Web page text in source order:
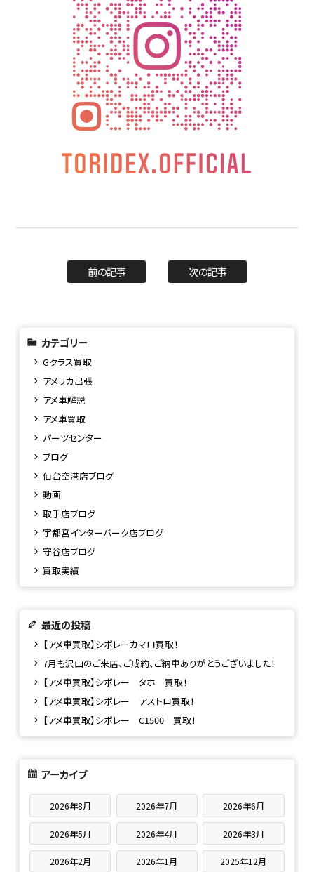
前の記事 次の記事
カテゴリー
Gクラス買取
アメリカ出張
アメ車解説
アメ車買取
パーツセンター
ブログ
仙台空港店ブログ
動画
取手店ブログ
宇都宮インターパーク店ブログ
守谷店ブログ
買取実績
最近の投稿
【アメ車買取】シボレーカマロ買取！
7月も沢山のご来店、ご成約、ご納車ありがとうございました！
【アメ車買取】シボレー タホ 買取！
【アメ車買取】シボレー アストロ買取！
【アメ車買取】シボレー C1500 買取！
アーカイブ
2026年8月 2026年7月 2026年6月
2026年5月 2026年4月 2026年3月
2026年2月 2026年1月 2025年12月